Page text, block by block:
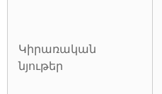
Կիրառական
նյութեր